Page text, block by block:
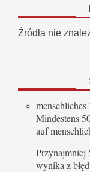
Źródła nie
menschliches
Mindestens
auf
Przynajmniej
wynika z